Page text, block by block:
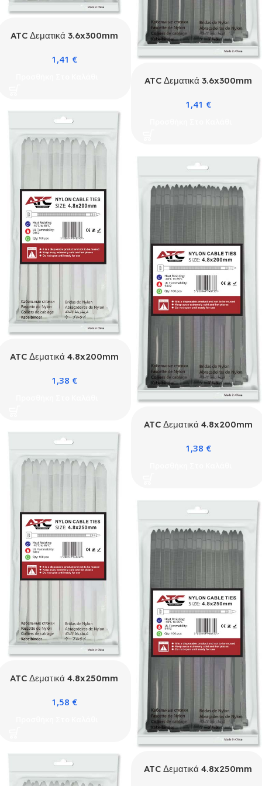
ATC Δεματικά 3.6x300mm
Σακουλάκι
1,41 €
ATC Δεματικά 3.6x300mm
Σακουλάκι
1,41 €
ATC Δεματικά 4.8x200mm
Σακουλάκι
1,38 €
ATC Δεματικά 4.8x200mm
Σακουλάκι
1,38 €
ATC Δεματικά 4.8x250mm
Σακουλάκι
1,58 €
ATC Δεματικά 4.8x250mm